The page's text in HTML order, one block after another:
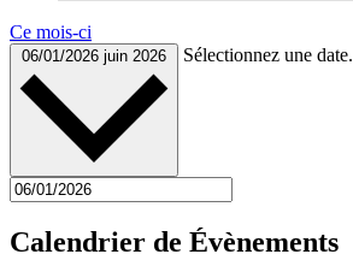
Ce mois-ci
06/01/2026 juin 2026 Sélectionnez une date.
Calendrier de Évènements